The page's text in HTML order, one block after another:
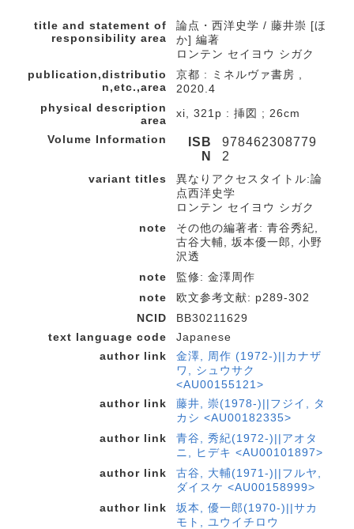
title and statement of
responsibility area
論点・西洋史学 / 藤井崇 [ほ
か] 編著
ロンテン セイヨウ シガク
publication,distributio
n,etc.,area
京都 : ミネルヴァ書房 ,
2020.4
physical description
area
xi, 321p : 挿図 ; 26cm
Volume Information
ISB
N
978462308779
2
variant titles
異なりアクセスタイトル:論
点西洋史学
ロンテン セイヨウ シガク
note
その他の編著者: 青谷秀紀,
古谷大輔, 坂本優一郎, 小野
沢透
note
監修: 金澤周作
note
欧文参考文献: p289-302
NCID
BB30211629
text language code
Japanese
author link
金澤, 周作 (1972-)||カナザ
ワ, シュウサク
<AU00155121>
author link
藤井, 崇(1978-)||フジイ, タ
カシ <AU00182335>
author link
青谷, 秀紀(1972-)||アオタ
ニ, ヒデキ <AU00101897>
author link
古谷, 大輔(1971-)||フルヤ,
ダイスケ <AU00158999>
author link
坂本, 優一郎(1970-)||サカ
モト, ユウイチロウ